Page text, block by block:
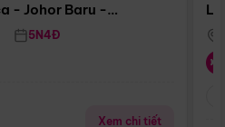
- Johor Baru -
5N4Đ
Xem chi tiết